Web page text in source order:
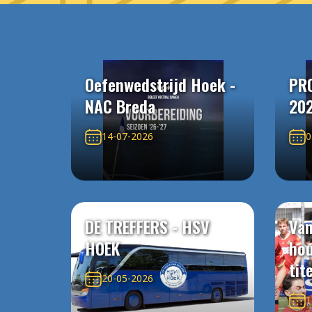
Oefenwedstrijd Hoek -
NAC Breda
14-07-2026
DE TREFFERS - HSV
HOEK
20-05-2026